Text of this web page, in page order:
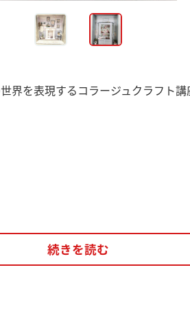
を表現するコラージュクラフト
続きを読む